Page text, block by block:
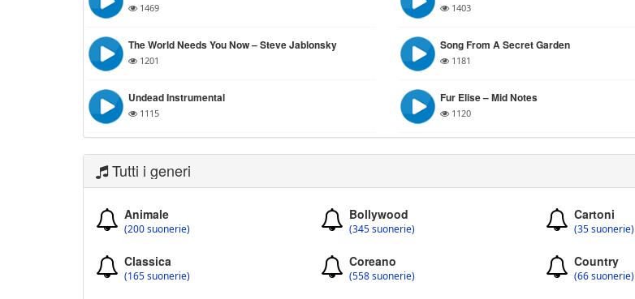
1469 1403
The World Needs You Now – Steve Jablonsky
1201
Song From A Secret Garden
1181
Undead Instrumental
1115
Fur Elise – Mid Notes
1120
Tutti i generi
Animale
(200 suonerie)
Bollywood
(345 suonerie)
Cartoni
(35 suonerie)
Classica
(165 suonerie)
Coreano
(558 suonerie)
Country
(66 suonerie)